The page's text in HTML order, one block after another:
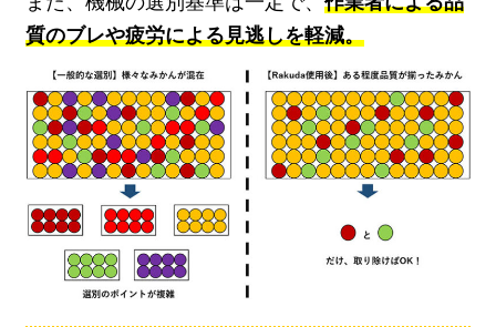
質のブレや疲労による見逃しを軽減。